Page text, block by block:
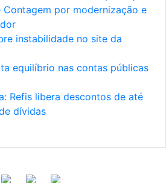
Contagem por modernização e
instabilidade no site da
equilíbrio nas contas públicas
Refis libera descontos de até
dívidas